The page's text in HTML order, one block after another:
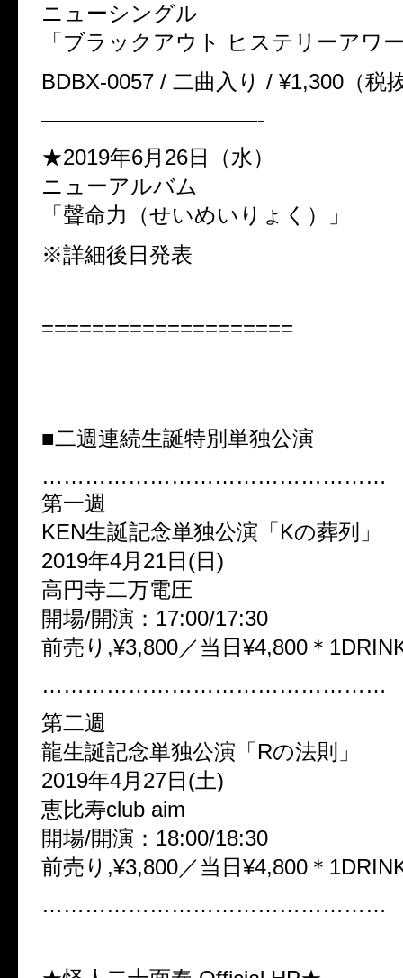
ニューシングル
「ブラックアウト ヒステリーアワ
BDBX-0057 / 二曲入り / ¥1,300（税
——————————-
★2019年6月26日（水）
ニューアルバム
「聲命力（せいめいりょく）」
※詳細後日発表
====================
■二週連続生誕特別単独公演
…………………………………………
第一週
KEN生誕記念単独公演「Kの葬列」
2019年4月21日(日)
高円寺二万電圧
開場/開演：17:00/17:30
前売り,¥3,800／当日¥4,800＊
…………………………………………
第二週
龍生誕記念単独公演「Rの法則」
2019年4月27日(土)
恵比寿club aim
開場/開演：18:00/18:30
前売り,¥3,800／当日¥4,800＊
…………………………………………